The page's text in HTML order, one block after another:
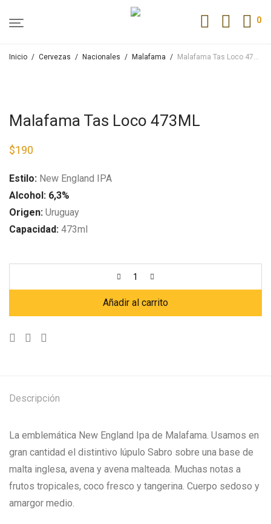
0
Inicio / Cervezas / Nacionales / Malafama / Malafama Tas Loco 473ML
Malafama Tas Loco 473ML
$190
Estilo: New England IPA
Alcohol: 6,3%
Origen: Uruguay
Capacidad: 473ml
Añadir al carrito
Descripción
La emblemática New England Ipa de Malafama. Usamos en
gran cantidad el distintivo lúpulo Sabro sobre una base de
malta inglesa, avena y avena malteada. Muchas notas a
frutos tropicales, coco fresco y tangerina. Cuerpo sedoso y
amargor medio.